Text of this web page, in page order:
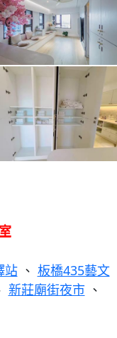
站、 板橋435藝文
新莊廟街夜市、